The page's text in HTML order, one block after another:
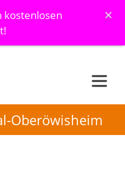
kostenlosen
×
Oberöwisheim